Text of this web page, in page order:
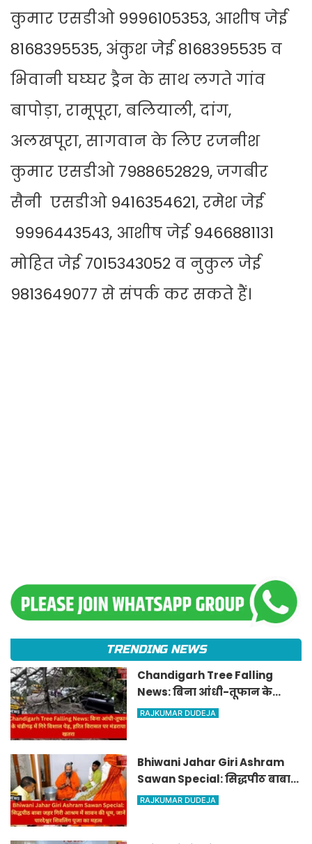
कुमार एसडीओ 9996105353, आशीष जेई
8168395535, अंकुश जेई 8168395535 व
भिवानी घघ्घर ड्रैन के साथ लगते गांव
बापोड़ा, रामूपूरा, बलियाली, दांग,
अलखपूरा, सागवान के लिए रजनीश
कुमार एसडीओ 7988652829, जगबीर
सैनी एसडीओ 9416354621, रमेश जेई
9996443543, आशीष जेई 9466881131
मोहित जेई 7015343052 व नुकुल जेई
9813649077 से संपर्क कर सकते हैं।
TRENDING NEWS
Chandigarh Tree Falling
News: बिना आंधी-तूफान के
चंडीगढ़ में गिरे विशाल पेड़, हरित
RAJKUMAR DUDEJA
Bhiwani Jahar Giri Ashram
Sawan Special: सिद्धपीठ बाबा
जहर गिरी आश्रम में सावन की धूम,
RAJKUMAR DUDEJA